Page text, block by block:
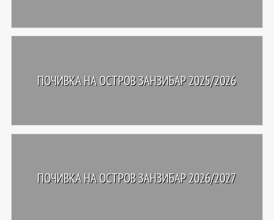
ПОЧИВКА НА ОСТРОВ ЗАНЗИБАР 2025/2026
ПОЧИВКА НА ОСТРОВ ЗАНЗИБАР 2026/2027